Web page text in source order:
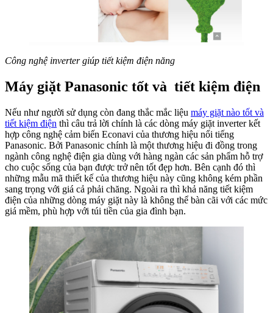
Công nghệ inverter giúp tiết kiệm điện năng
Máy giặt Panasonic tốt và tiết kiệm điện
Nếu như người sử dụng còn đang thắc mắc liệu máy giặt nào tốt và
tiết kiệm điện thì câu trả lời chính là các dòng máy giặt inverter kết
hợp công nghệ cảm biến Econavi của thương hiệu nổi tiếng
Panasonic. Bởi Panasonic chính là một thương hiệu đi đồng trong
ngành công nghệ điện gia dùng với hàng ngàn các sản phẩm hỗ trợ
cho cuộc sống của bạn được trở nên tốt đẹp hơn. Bên cạnh đó thì
những mẫu mã thiết kế của thương hiệu này cũng không kém phần
sang trọng với giá cả phải chăng. Ngoài ra thì khả năng tiết kiệm
điện của những dòng máy giặt này là không thể bàn cãi với các mức
giá mềm, phù hợp với túi tiền của gia đình bạn.